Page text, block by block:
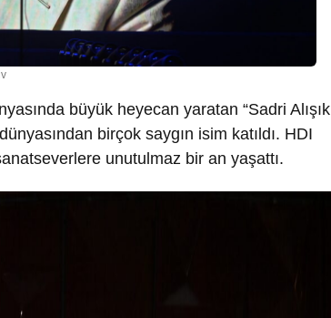
büyük heyecan yaratan “Sadri Alışık
birçok saygın isim katıldı. HDI
unutulmaz bir an yaşattı.